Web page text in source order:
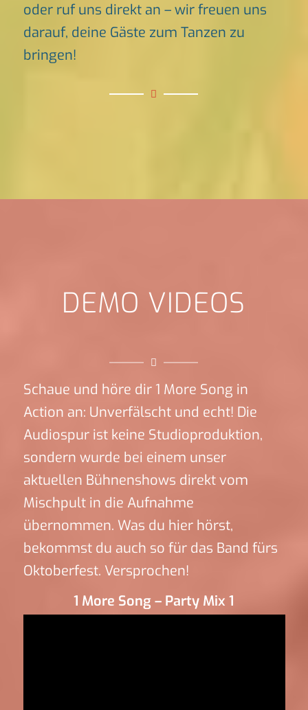
oder ruf uns direkt an – wir freuen uns
darauf, deine Gäste zum Tanzen zu
bringen!
DEMO VIDEOS
Schaue und höre dir 1 More Song in
Action an: Unverfälscht und echt! Die
Audiospur ist keine Studioproduktion,
sondern wurde bei einem unser
aktuellen Bühnenshows direkt vom
Mischpult in die Aufnahme
übernommen. Was du hier hörst,
bekommst du auch so für das Band fürs
Oktoberfest. Versprochen!
1 More Song – Party Mix 1